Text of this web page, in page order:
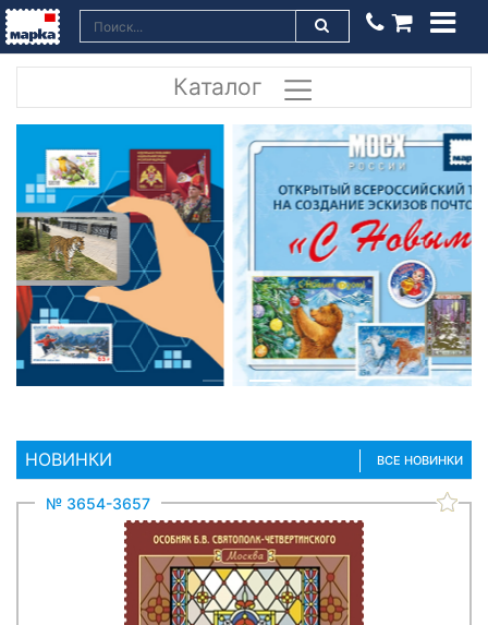
Каталог
НОВИНКИ ВСЕ НОВИНКИ
№ 3654-3657